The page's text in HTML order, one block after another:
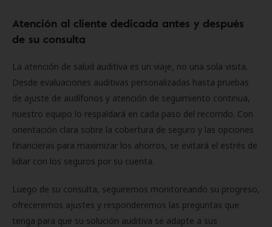
Atención al cliente dedicada antes y después
de su consulta
La atención de salud auditiva es un viaje, no una sola visita.
Desde evaluaciones auditivas personalizadas hasta pruebas
de ajuste de audífonos y atención de seguimiento continua,
nuestro equipo lo respaldará en cada paso del recorrido. Con
orientación clara sobre la cobertura de seguro y las opciones
financieras para maximizar los ahorros, se evitará el estrés de
lidiar con los seguros por su cuenta.
Luego de su consulta, seguiremos monitoreando su progreso,
ofreceremos ajustes y responderemos las preguntas que
tenga para que su solución auditiva se adapte a sus